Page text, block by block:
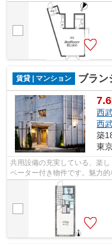
実しているマンションです。お
賃貸 | マンション ブラン
7.6
西
西
築
東
共用設備の充実している、楽
ベーター付き物件です。魅力
密着型のユニホー大泉学園店だ